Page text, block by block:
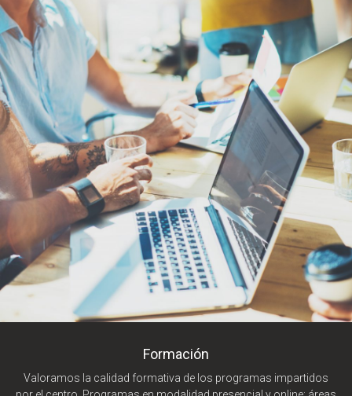
Formación
Valoramos la calidad formativa de los programas impartidos